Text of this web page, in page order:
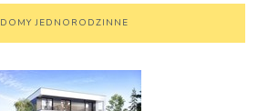
DOMY JEDNORODZINNE